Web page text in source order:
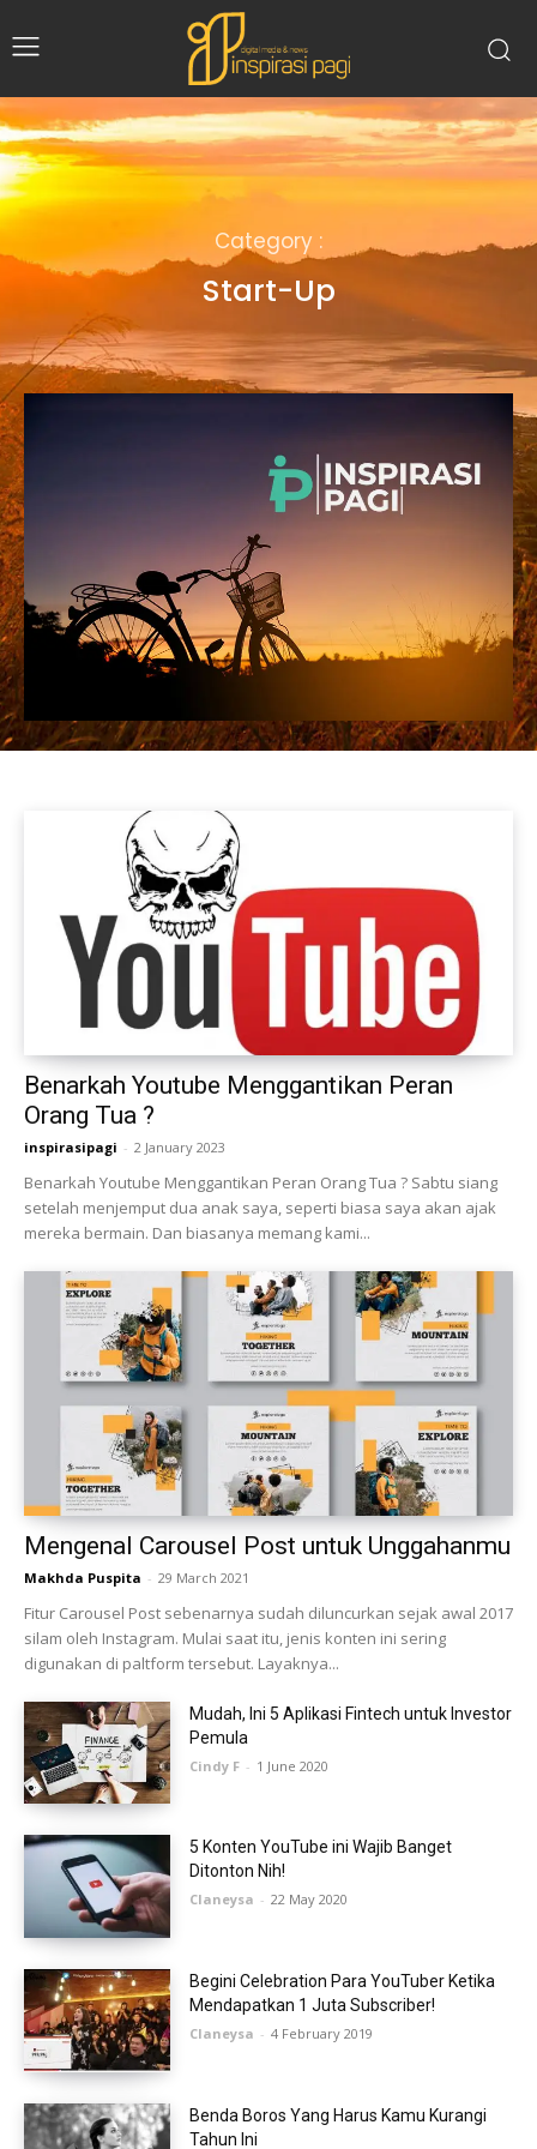
Category :
Start-Up
Benarkah Youtube Menggantikan Peran
Orang Tua ?
inspirasipagi - 2 January 2023
Benarkah Youtube Menggantikan Peran Orang Tua ? Sabtu siang
setelah menjemput dua anak saya, seperti biasa saya akan ajak
mereka bermain. Dan biasanya memang kami...
Mengenal Carousel Post untuk Unggahanmu
Makhda Puspita - 29 March 2021
Fitur Carousel Post sebenarnya sudah diluncurkan sejak awal 2017
silam oleh Instagram. Mulai saat itu, jenis konten ini sering
digunakan di paltform tersebut. Layaknya...
Mudah, Ini 5 Aplikasi Fintech untuk Investor
Pemula
Cindy F - 1 June 2020
5 Konten YouTube ini Wajib Banget
Ditonton Nih!
Claneysa - 22 May 2020
Begini Celebration Para YouTuber Ketika
Mendapatkan 1 Juta Subscriber!
Claneysa - 4 February 2019
Benda Boros Yang Harus Kamu Kurangi
Tahun Ini